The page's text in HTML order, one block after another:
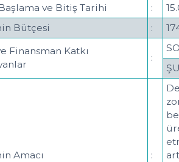
ve Bitiş Tarihi
:
Bütçesi
:
Finansman Katkı
:
Amacı :